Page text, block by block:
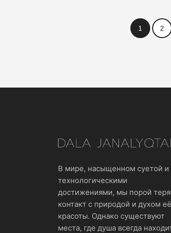
1 2
В мире, насыщенном суетой и
технологическими
достижениями, мы порой
контакт с природой и духом её
красоты. Однако существуют
места, где душа всегда